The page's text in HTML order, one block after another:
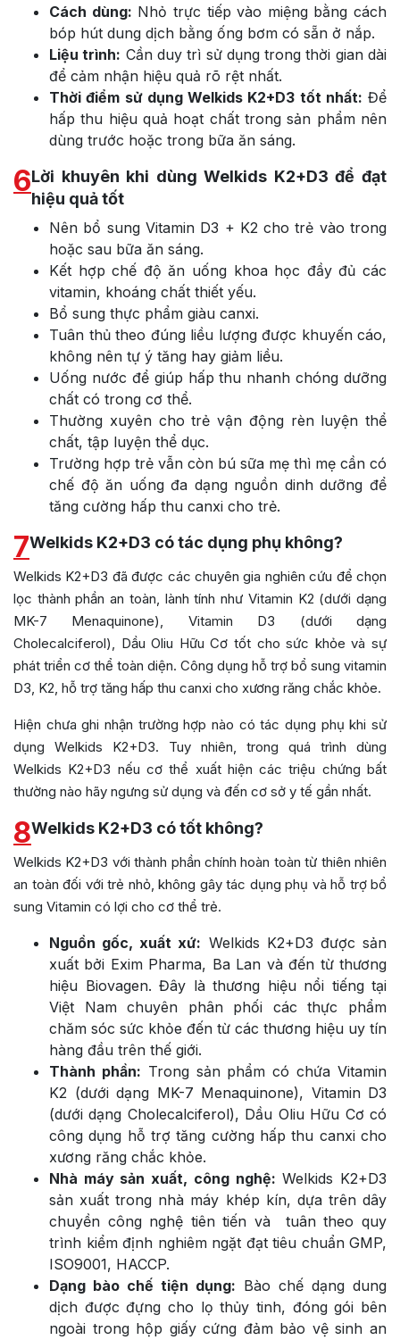
Cách dùng: Nhỏ trực tiếp vào miệng bằng cách
bóp hút dung dịch bằng ống bơm có sẵn ở nắp.
Liệu trình: Cần duy trì sử dụng trong thời gian dài
để cảm nhận hiệu quả rõ rệt nhất.
Thời điểm sử dụng Welkids K2+D3 tốt nhất: Để
hấp thu hiệu quả hoạt chất trong sản phẩm nên
dùng trước hoặc trong bữa ăn sáng.
6Lời khuyên khi dùng Welkids K2+D3 để đạt
hiệu quả tốt
Nên bổ sung Vitamin D3 + K2 cho trẻ vào trong
hoặc sau bữa ăn sáng.
Kết hợp chế độ ăn uống khoa học đầy đủ các
vitamin, khoáng chất thiết yếu.
Bổ sung thực phẩm giàu canxi.
Tuân thủ theo đúng liều lượng được khuyến cáo,
không nên tự ý tăng hay giảm liều.
Uống nước để giúp hấp thu nhanh chóng dưỡng
chất có trong cơ thể.
Thường xuyên cho trẻ vận động rèn luyện thể
chất, tập luyện thể dục.
Trường hợp trẻ vẫn còn bú sữa mẹ thì mẹ cần có
chế độ ăn uống đa dạng nguồn dinh dưỡng để
tăng cường hấp thu canxi cho trẻ.
7Welkids K2+D3 có tác dụng phụ không?
Welkids K2+D3 đã được các chuyên gia nghiên cứu để chọn
lọc thành phần an toàn, lành tính như Vitamin K2 (dưới dạng
MK-7 Menaquinone), Vitamin D3 (dưới dạng
Cholecalciferol), Dầu Oliu Hữu Cơ tốt cho sức khỏe và sự
phát triển cơ thể toàn diện. Công dụng hỗ trợ bổ sung vitamin
D3, K2, hỗ trợ tăng hấp thu canxi cho xương răng chắc khỏe.
Hiện chưa ghi nhận trường hợp nào có tác dụng phụ khi sử
dụng Welkids K2+D3. Tuy nhiên, trong quá trình dùng
Welkids K2+D3 nếu cơ thể xuất hiện các triệu chứng bất
thường nào hãy ngưng sử dụng và đến cơ sở y tế gần nhất.
8Welkids K2+D3 có tốt không?
Welkids K2+D3 với thành phần chính hoàn toàn từ thiên nhiên
an toàn đối với trẻ nhỏ, không gây tác dụng phụ và hỗ trợ bổ
sung Vitamin có lợi cho cơ thể trẻ.
Nguồn gốc, xuất xứ: Welkids K2+D3 được sản
xuất bởi Exim Pharma, Ba Lan và đến từ thương
hiệu Biovagen. Đây là thương hiệu nổi tiếng tại
Việt Nam chuyên phân phối các thực phẩm
chăm sóc sức khỏe đến từ các thương hiệu uy tín
hàng đầu trên thế giới.
Thành phần: Trong sản phẩm có chứa Vitamin
K2 (dưới dạng MK-7 Menaquinone), Vitamin D3
(dưới dạng Cholecalciferol), Dầu Oliu Hữu Cơ có
công dụng hỗ trợ tăng cường hấp thu canxi cho
xương răng chắc khỏe.
Nhà máy sản xuất, công nghệ: Welkids K2+D3
sản xuất trong nhà máy khép kín, dựa trên dây
chuyền công nghệ tiên tiến và tuân theo quy
trình kiểm định nghiêm ngặt đạt tiêu chuẩn GMP,
ISO9001, HACCP.
Dạng bào chế tiện dụng: Bào chế dạng dung
dịch được đựng cho lọ thủy tinh, đóng gói bên
ngoài trong hộp giấy cứng đảm bảo vệ sinh an